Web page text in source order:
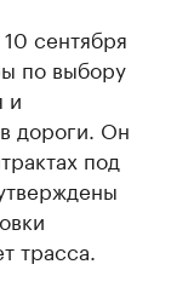
сентября
по выбору
и
дороги. Он
под
трасса.